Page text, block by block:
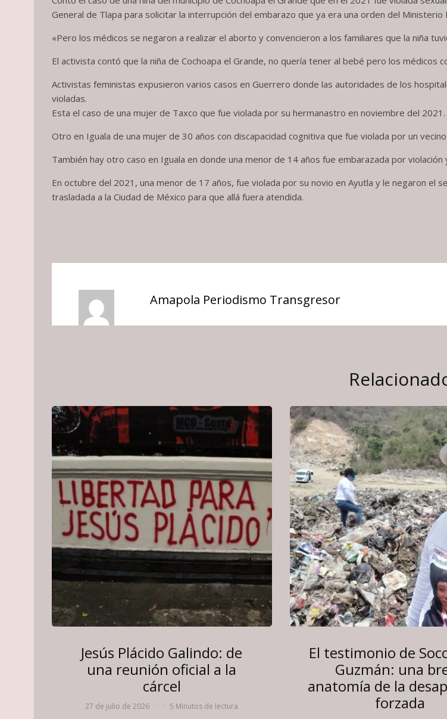
General de Tlapa para solicitar la interrupción del embarazo que ya era una orden del Ministerio
«Pero los médicos se negaron a realizar el aborto y convencieron a los familiares que la niña
El activista contó que la niña de Cochoapa el Grande, no quería tener al bebé pero los médicos
Activistas feministas expusieron varios casos en Guerrero donde las autoridades de los
violadas.
Esta el caso de una mujer de Taxco que fue violada por su hermanastro en noviembre del 2021.
Otro en Iguala de una mujer de 30 años con discapacidad cognitiva que fue violada por un
También hay otro caso en Iguala en donde una menor de 14 años fue embarazada por
En octubre del 2021, una menor de 17 años, fue violada por su novio en Ayutla y le negaron el
trasladada a la Ciudad de México para que allá fuera atendida.
Amapola Periodismo Transgresor
Jesús Plácido Galindo: de
una reunión oficial a la
cárcel
27 de julio de 2026 · · 5 Minutos de lectura
El testimonio de
Guzmán: una
anatomía de la
forzada